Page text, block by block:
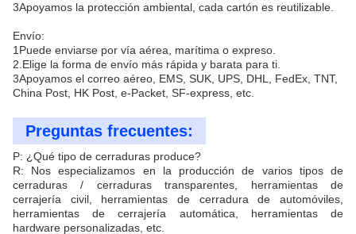
3Apoyamos la protección ambiental, cada cartón es reutilizable.
Envío:
1Puede enviarse por vía aérea, marítima o expreso.
2.Elige la forma de envío más rápida y barata para ti.
3Apoyamos el correo aéreo, EMS, SUK, UPS, DHL, FedEx, TNT,
China Post, HK Post, e-Packet, SF-express, etc.
Preguntas frecuentes:
P: ¿Qué tipo de cerraduras produce?
R: Nos especializamos en la producción de varios tipos de
cerraduras / cerraduras transparentes, herramientas de
cerrajería civil, herramientas de cerradura de automóviles,
herramientas de cerrajería automática, herramientas de
hardware personalizadas, etc.